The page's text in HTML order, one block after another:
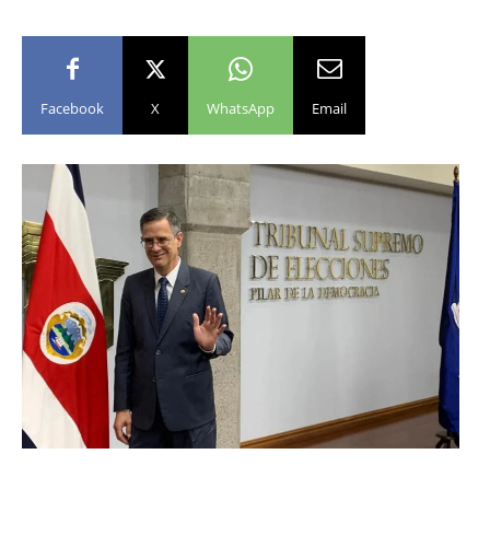
Facebook X WhatsApp Email